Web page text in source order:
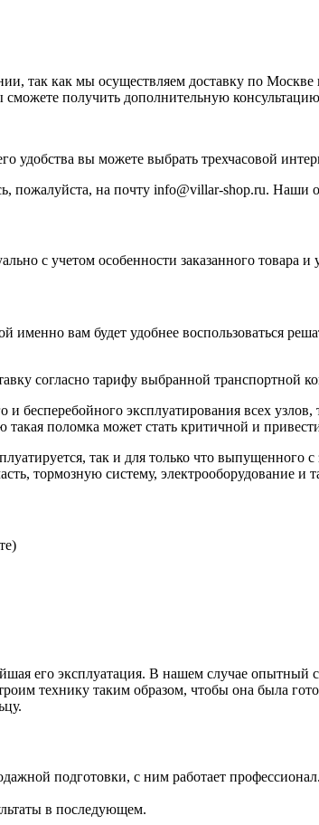
так как мы осуществляем доставку по
получить дополнительную
вы можете выбрать трехчасовой
на почту info@villar-shop.ru. Наши
с учетом особенности заказанного товара
вам будет удобнее воспользоваться
согласно тарифу выбранной транспортной
и бесперебойного эксплуатирования всех
поломка может стать критичной и
так и для только что выпущенного
тормозную систему, электрооборудование и
его эксплуатация. В нашем случае
технику таким образом, чтобы она была
подготовки, с ним работает
в последующем.